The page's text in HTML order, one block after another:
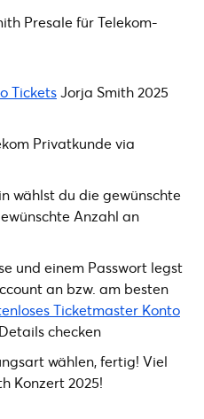
Presale für Telekom-
TicketsJorja Smith 2025
Privatkunde via
wählst du die gewünschte
Anzahl an
und einem Passwort legst
an bzw. am besten
Ticketmaster Konto
checken
wählen, fertig! Viel
Konzert 2025!